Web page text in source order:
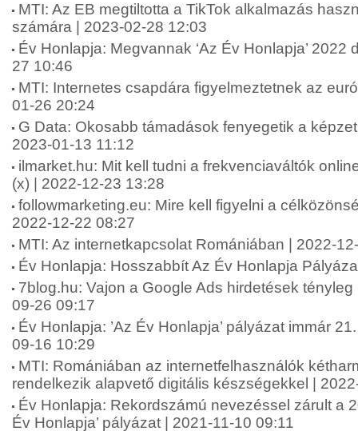
MTI: Az EB megtiltotta a TikTok alkalmazás
számára | 2023-02-28 12:03
Év Honlapja: Megvannak ‘Az Év Honlapja’ 2022
27 10:46
MTI: Internetes csapdára figyelmeztetnek az
01-26 20:24
G Data: Okosabb támadások fenyegetik a
2023-01-13 11:12
ilmarket.hu: Mit kell tudni a frekvenciaváltók
(x) | 2022-12-23 13:28
followmarketing.eu: Mire kell figyelni a
2022-12-22 08:27
MTI: Az internetkapcsolat Romániában | 2022-
Év Honlapja: Hosszabbít Az Év Honlapja
7blog.hu: Vajon a Google Ads hirdetések
09-26 09:17
Év Honlapja: ’Az Év Honlapja’ pályázat immár
09-16 10:29
MTI: Romániában az internetfelhasználók
rendelkezik alapvető digitális készségekkel |
Év Honlapja: Rekordszámú nevezéssel zárult a
Év Honlapja’ pályázat | 2021-11-10 09:11